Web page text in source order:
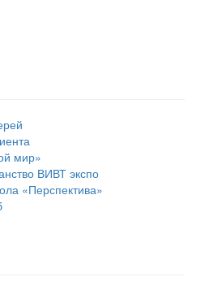
мир»
ВИВТ экспо
«Перспектива»